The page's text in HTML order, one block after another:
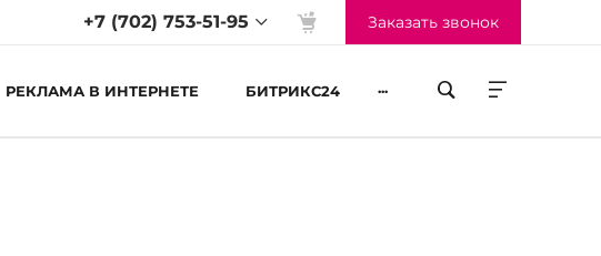
+7 (702) 753-51-95 Заказать звонок
РЕКЛАМА В ИНТЕРНЕТЕ БИТРИКС24 ...